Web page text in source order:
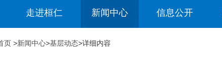
走进桓仁 新闻中心 信息公开
页 >新闻中心>基层动态>详细内容